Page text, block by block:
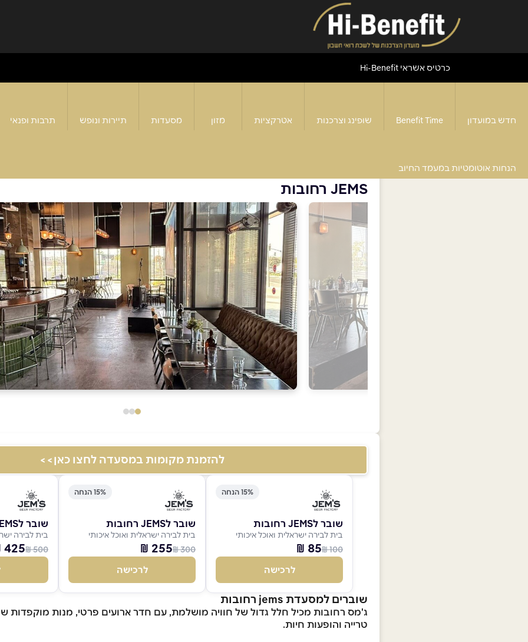
כרטיס אשראי Hi-Benefit
חדש במועדון Benefit Time שופינג וצרכנות אטרקציות מזון מסעדות תיירות ונופש תרבות ופנאי
הנחות אוטומטיות במעמד החיוב
JEMS רחובות
להזמנת מקומות במסעדה לחצו כאן>>
15% הנחה
שובר לJEMS רחובות
בית לבירה ישראלית ואוכל איכותי
100 ₪
85 ₪
לרכישה
15% הנחה
שובר לJEMS רחובות
בית לבירה ישראלית ואוכל איכותי
300 ₪
255 ₪
לרכישה
שובר לJEMS רחובות
בית לבירה
500 ₪
425 ₪
שוברים למסעדת jems רחובות
ג'מס רחובות מכיל חלל גדול של חוויה מושלמת, עם חדר ארועים פרטי, מנות מוקפדות
טרייה והופעות חיות.